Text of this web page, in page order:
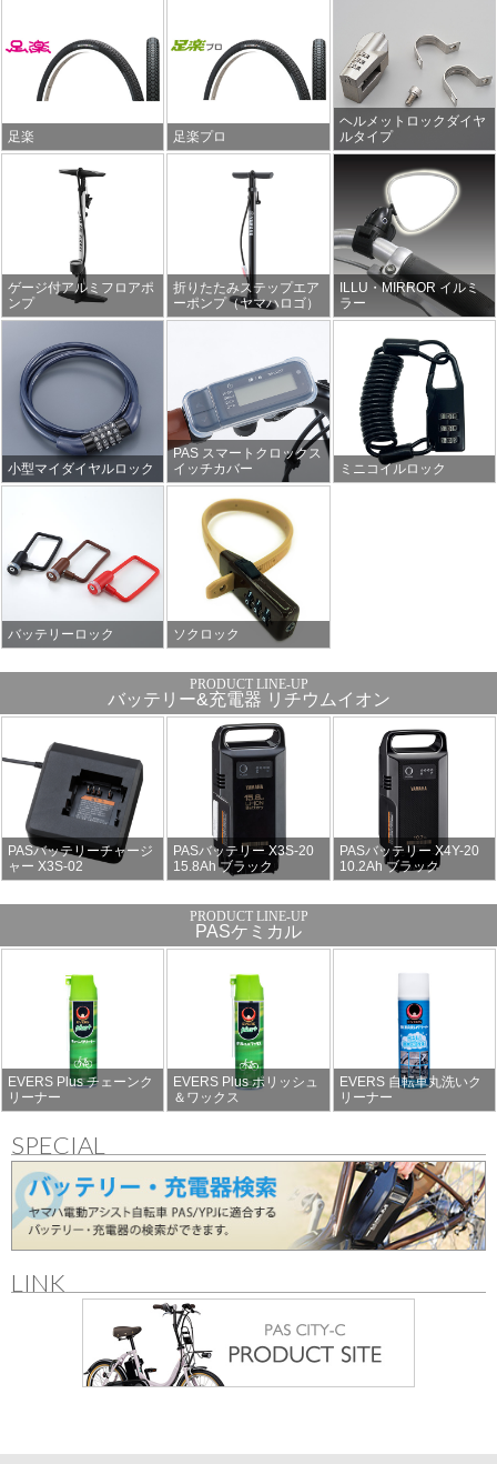
足楽 足楽プロ
ヘルメットロックダイヤ
ルタイプ
ゲージ付アルミフロアポ
ンプ
折りたたみステップエア
ーポンプ（ヤマハロゴ）
ILLU・MIRROR イルミ
ラー
小型マイダイヤルロック
PAS スマートクロックス
イッチカバー
ミニコイルロック
バッテリーロック ソクロック
バッテリー&充電器 リチウムイオン
PASバッテリーチャージ
ャー X3S-02
PASバッテリー X3S-20
15.8Ah ブラック
PASバッテリー X4Y-20
10.2Ah ブラック
PASケミカル
EVERS Plus チェーンク
リーナー
EVERS Plus ポリッシュ
＆ワックス
EVERS 自転車丸洗いク
リーナー
SPECIAL
LINK